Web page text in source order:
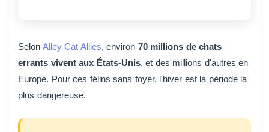
Selon Alley Cat Allies, environ 70 millions de chats
errants vivent aux États-Unis, et des millions d'autres en
Europe. Pour ces félins sans foyer, l'hiver est la période la
plus dangereuse.